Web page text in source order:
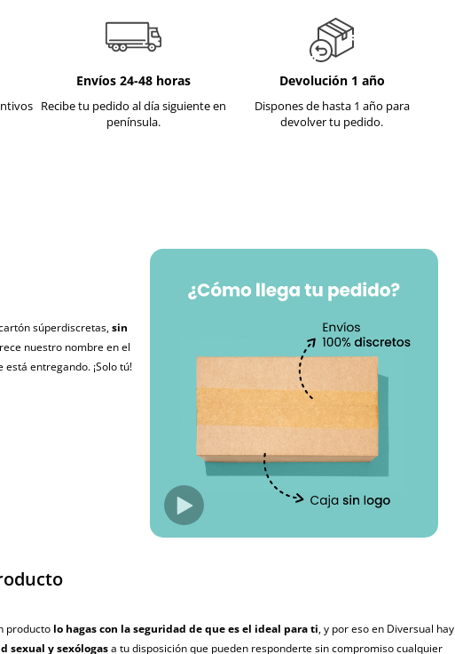
Envíos 24-48 horas
Recibe tu pedido al día siguiente en
península.
Devolución 1 año
Dispones de hasta 1 año para
devolver tu pedido.
súperdiscretas,sin
nuestro nombre en el
entregando. ¡Solo tú!
producto lo hagas con la seguridad de que es el ideal para ti, y por eso en Diversual hay
sexual y sexólogasa tu disposición que pueden responderte sin compromiso cualquier